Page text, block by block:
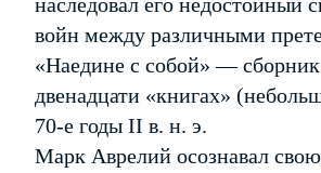
войн между различными
«Наедине с собой» —
двенадцати «книгах»
70-е годы II в. н. э.
Марк Аврелий осознавал свою